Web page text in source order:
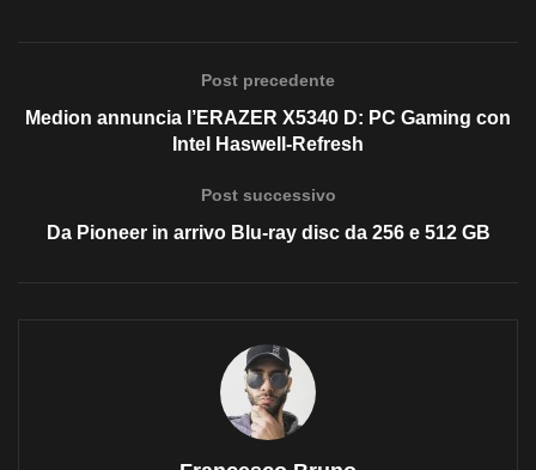
Post precedente
Medion annuncia l’ERAZER X5340 D: PC Gaming con
Intel Haswell-Refresh
Post successivo
Da Pioneer in arrivo Blu-ray disc da 256 e 512 GB